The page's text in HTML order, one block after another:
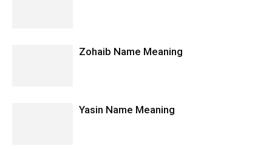
Zohaib Name Meaning
Yasin Name Meaning